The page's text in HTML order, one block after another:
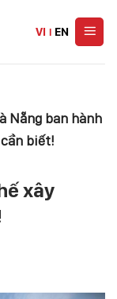
VI | EN
Nẵng ban hành
biết!
xây